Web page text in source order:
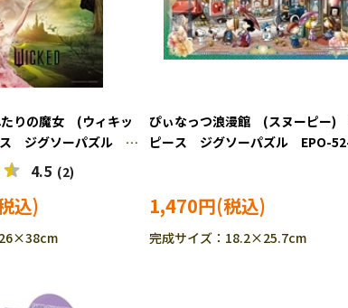
たりの魔女 (ウィキッ
ジグソーパズル
4.5 (2)
ぴぃなっつ浪漫館 (スヌーピー)
ピース ジグソーパズル EPO-
1,470円
完成サイズ：18.2×25.7cm